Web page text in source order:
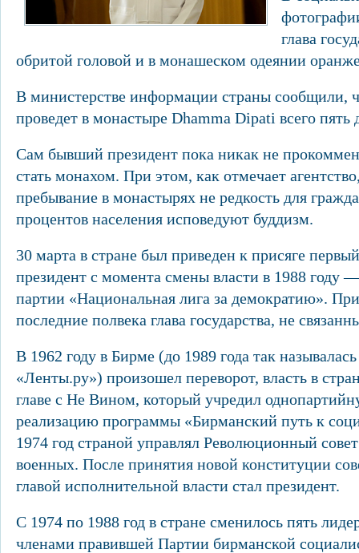
глава
обритой головой и в монашеском одеянии
В министерстве информации страны сообщили,
проведет в монастыре Dhamma Dipati всего пять
Сам бывший президент пока никак не
стать монахом. При этом, как отмечает
пребывание в монастырях не редкость для
процентов населения исповедуют буддизм.
30 марта в стране был приведен к присяге
президент с момента смены власти в 1988 году
партии «Национальная лига за демократию».
последние полвека глава государства, не
В 1962 году в Бирме (до 1989 года так
«Ленты.ру») произошел переворот, власть в
главе с Не Вином, который учредил
реализацию программы «Бирманский путь к
1974 год страной управлял Революционный
военных. После принятия новой конституции
главой исполнительной власти стал президент.
С 1974 по 1988 год в стране сменилось пять
членами правившей Партии бирманской